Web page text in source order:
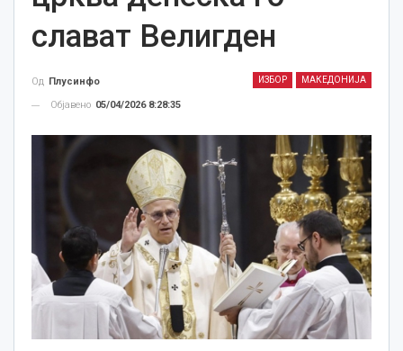
слават Велигден
ИЗБОР МАКЕДОНИЈА
Од Плусинфо
Објавено 05/04/2026 8:28:35